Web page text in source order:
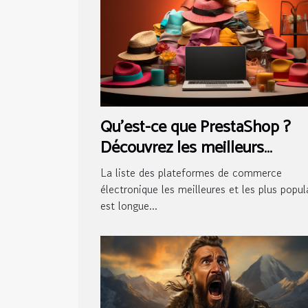
Qu'est-ce que PrestaShop ?
Découvrez les meilleurs
avantages de cette solution
La liste des plateformes de commerce
électronique les meilleures et les plus
est longue...